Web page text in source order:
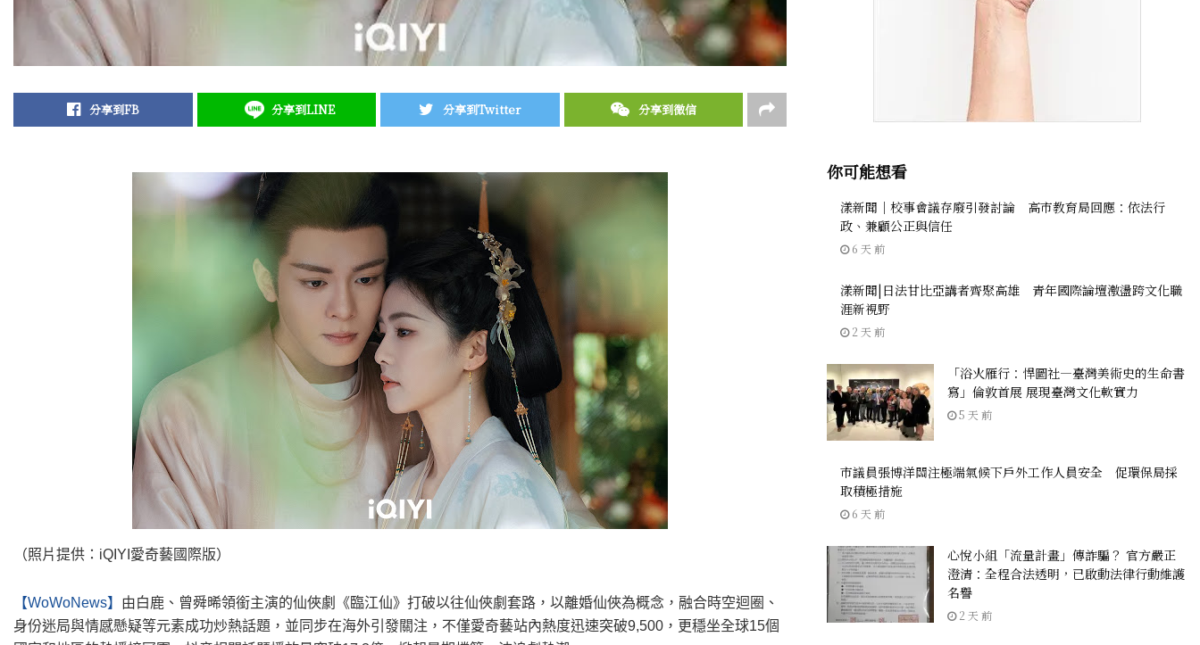
分享到FB 分享到LINE 分享到Twitter 分享到微信
（照片提供：iQIYI愛奇藝國際版）
【WoWoNews】 由白鹿、曾舜晞領銜主演的仙俠劇《臨江仙》打破以往仙俠劇套路，以離婚仙俠為概念，融合時空迴圈、
身份迷局與情感懸疑等元素成功炒熱話題，並同步在海外引發關注，不僅愛奇藝站內熱度迅速突破9,500，更穩坐全球15個
你可能想看
漾新聞｜校事會議存廢引發討論 高市教育局回應：依法行
政、兼顧公正與信任
6 天 前
漾新聞|日法甘比亞講者齊聚高雄 青年國際論壇激盪跨文化職
涯新視野
2 天 前
「浴火雁行：悍圖社—臺灣美術史的生命書
寫」倫敦首展 展現臺灣文化軟實力
5 天 前
市議員張博洋關注極端氣候下戶外工作人員安全 促環保局採
取積極措施
6 天 前
心悅小組「流量計畫」傳詐騙？ 官方嚴正
澄清：全程合法透明，已啟動法律行動維護
名譽
2 天 前